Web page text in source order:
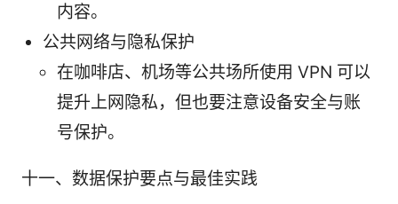
内容。
公共网络与隐私保护
在咖啡店、机场等公共场所使用 VPN 可以
提升上网隐私，但也要注意设备安全与账
号保护。
十一、数据保护要点与最佳实践